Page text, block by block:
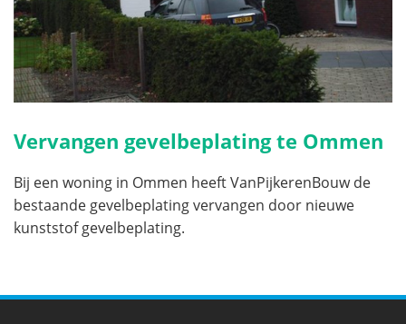
Vervangen gevelbeplating te Ommen
Bij een woning in Ommen heeft VanPijkerenBouw de
bestaande gevelbeplating vervangen door nieuwe
kunststof gevelbeplating.